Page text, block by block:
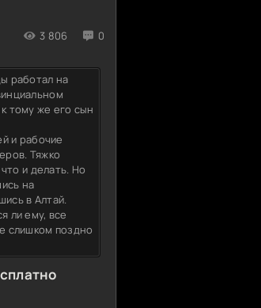
3 806 0
работал на
тому же его сын
и рабочие
Тяжко
и делать. Но
на
в Алтай.
ли ему, все
слишком поздно